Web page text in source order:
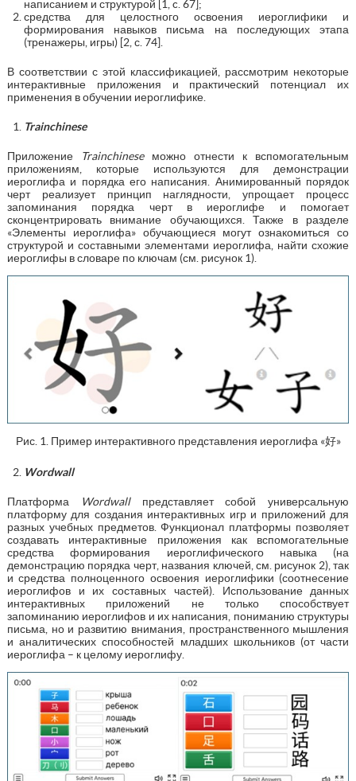
написанием и структурой [1, c. 67];
средства для целостного освоения иероглифики и
формирования навыков письма на последующих этапа
(тренажеры, игры) [2, с. 74].
В соответствии с этой классификацией, рассмотрим некоторые
интерактивные приложения и практический потенциал их
применения в обучении иероглифике.
Trainchinese
Приложение Trainchineseможно отнести к вспомогательным
приложениям, которые используются для демонстрации
иероглифа и порядка его написания. Анимированный порядок
черт реализует принцип наглядности, упрощает процесс
запоминания порядка черт в иероглифе и помогает
сконцентрировать внимание обучающихся. Также в разделе
«Элементы иероглифа» обучающиеся могут ознакомиться со
структурой и составными элементами иероглифа, найти схожие
иероглифы в словаре по ключам (см. рисунок 1).
Рис. 1. Пример интерактивного представления иероглифа «好»
Wordwall
Платформа Wordwallпредставляет собой универсальную
платформу для создания интерактивных игр и приложений для
разных учебных предметов. Функционал платформы позволяет
создавать интерактивные приложения как вспомогательные
средства формирования иероглифического навыка (на
демонстрацию порядка черт, названия ключей, см. рисунок 2), так
и средства полноценного освоения иероглифики (соотнесение
иероглифов и их составных частей). Использование данных
интерактивных приложений не только способствует
запоминанию иероглифов и их написания, пониманию структуры
письма, но и развитию внимания, пространственного мышления
и аналитических способностей младших школьников (от части
иероглифа – к целому иероглифу.